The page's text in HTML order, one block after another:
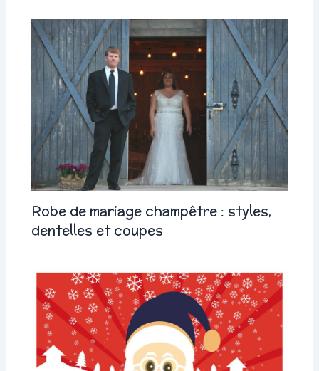
Robe de mariage champêtre : styles,
dentelles et coupes